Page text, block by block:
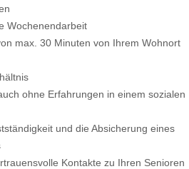
Wochenendarbeit
max. 30 Minuten von Ihrem Wohnort
ohne Erfahrungen in einem sozialen
und die Absicherung eines
Kontakte zu Ihren Senioren